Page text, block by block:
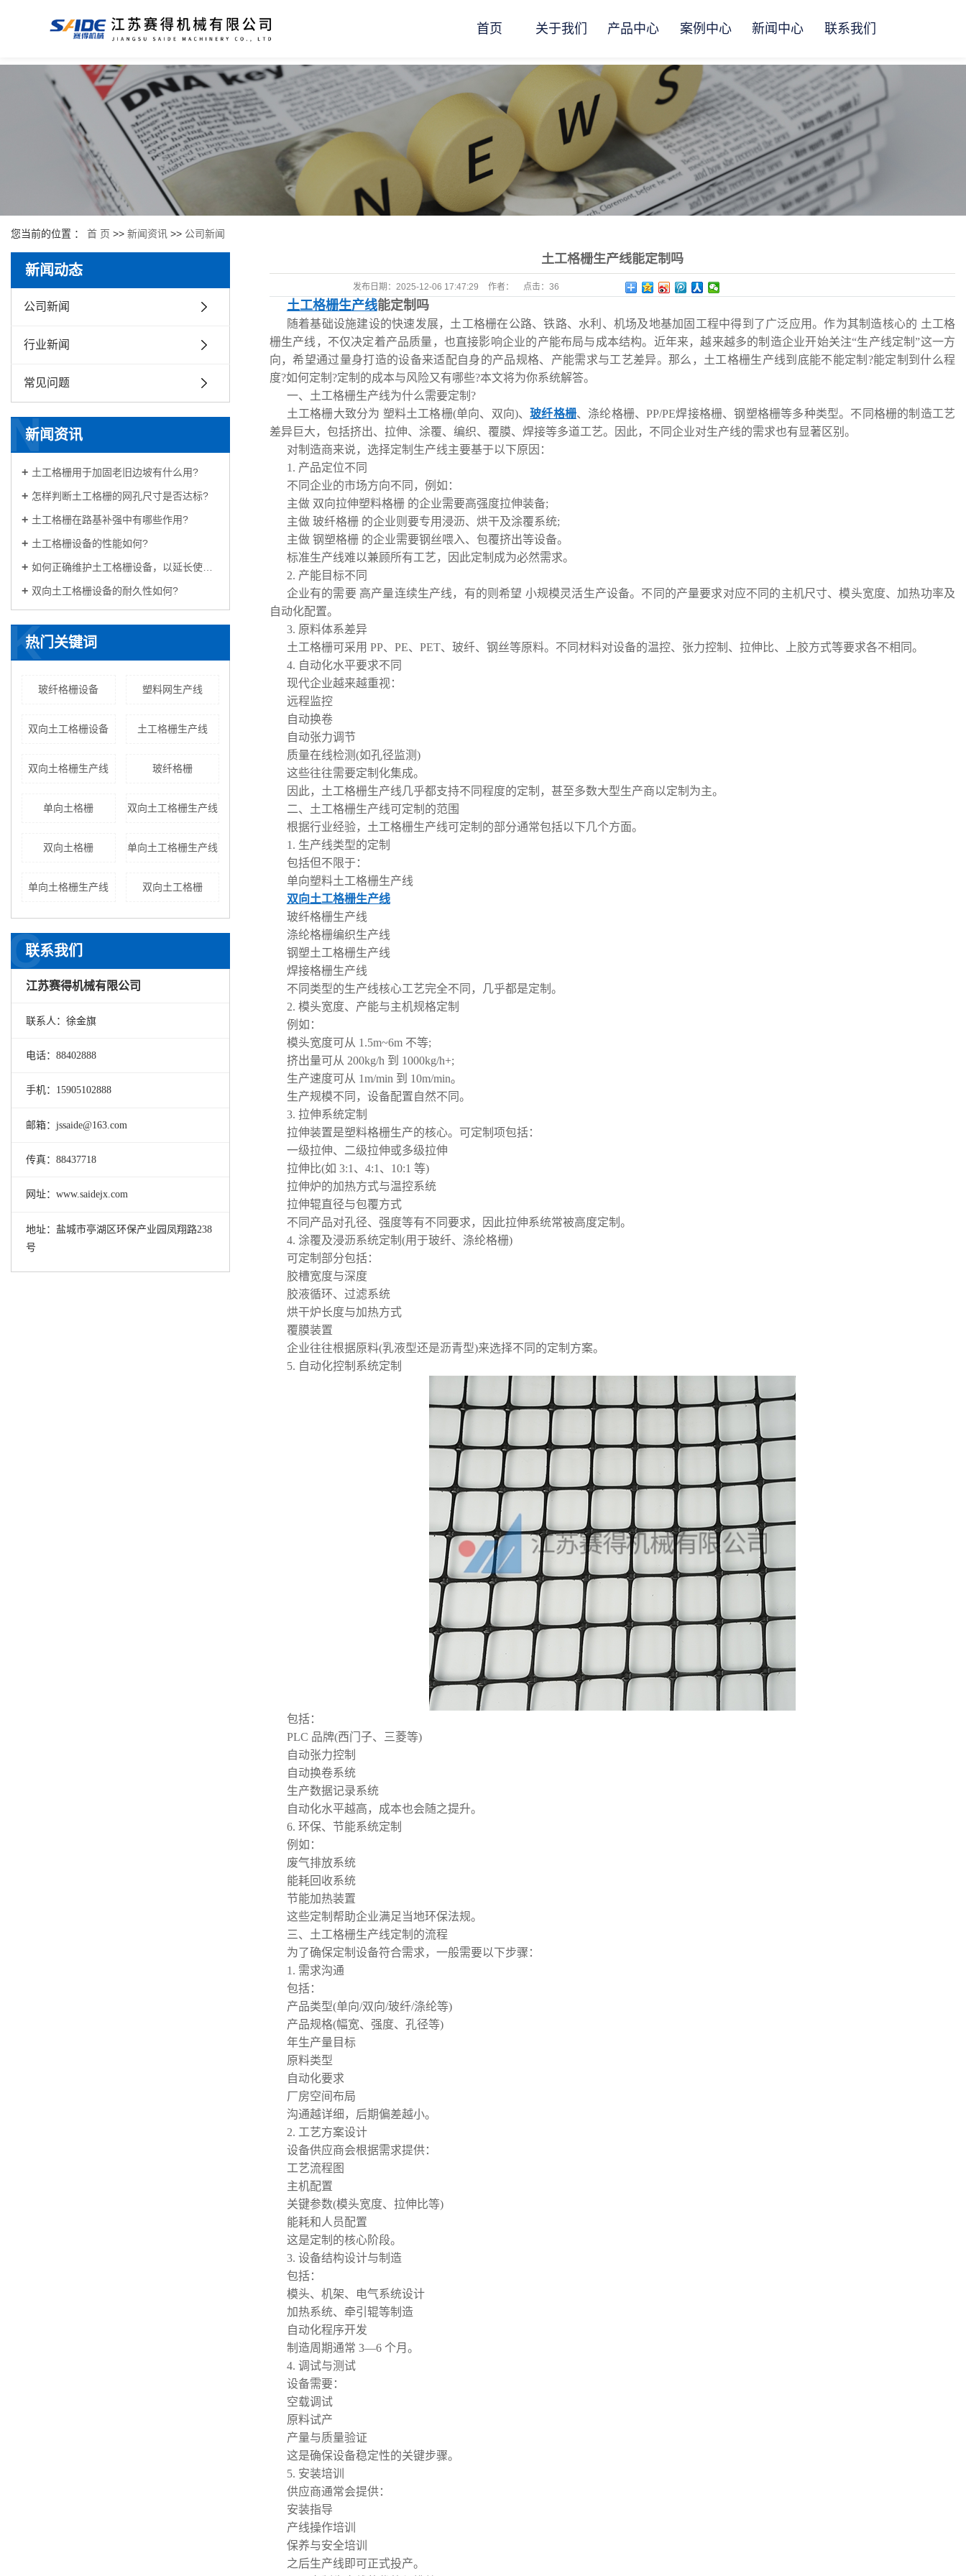
首页 关于我们 产品中心 案例中心 新闻中心 联系我们
您当前的位置 ： 首 页 >> 新闻资讯 >> 公司新闻
新闻动态
公司新闻
行业新闻
常见问题
新闻资讯
N
土工格栅用于加固老旧边坡有什么用?
怎样判断土工格栅的网孔尺寸是否达标?
土工格栅在路基补强中有哪些作用?
土工格栅设备的性能如何?
如何正确维护土工格栅设备，以延长使用寿命
双向土工格栅设备的耐久性如何?
热门关键词
K
玻纤格栅设备 塑料网生产线
双向土工格栅设备 土工格栅生产线
双向土格栅生产线 玻纤格栅
单向土格栅 双向土工格栅生产线
双向土格栅 单向土工格栅生产线
单向土格栅生产线 双向土工格栅
联系我们
C
江苏赛得机械有限公司
联系人：徐金旗
电话：88402888
手机：15905102888
邮箱：jssaide@163.com
传真：88437718
网址：www.saidejx.com
地址：盐城市亭湖区环保产业园凤翔路238
号
土工格栅生产线能定制吗
发布日期：2025-12-06 17:47:29 作者： 点击：36
土工格栅生产线能定制吗
随着基础设施建设的快速发展，土工格栅在公路、铁路、水利、机场及地基加固工程中得到了广泛应用。作为其制造核心的 土工格
栅生产线，不仅决定着产品质量，也直接影响企业的产能布局与成本结构。近年来，越来越多的制造企业开始关注“生产线定制”这一方
向，希望通过量身打造的设备来适配自身的产品规格、产能需求与工艺差异。那么，土工格栅生产线到底能不能定制?能定制到什么程
度?如何定制?定制的成本与风险又有哪些?本文将为你系统解答。
一、土工格栅生产线为什么需要定制?
土工格栅大致分为 塑料土工格栅(单向、双向)、玻纤格栅、涤纶格栅、PP/PE焊接格栅、钢塑格栅等多种类型。不同格栅的制造工艺
差异巨大，包括挤出、拉伸、涂覆、编织、覆膜、焊接等多道工艺。因此，不同企业对生产线的需求也有显著区别。
对制造商来说，选择定制生产线主要基于以下原因：
1. 产品定位不同
不同企业的市场方向不同，例如：
主做 双向拉伸塑料格栅 的企业需要高强度拉伸装备;
主做 玻纤格栅 的企业则要专用浸沥、烘干及涂覆系统;
主做 钢塑格栅 的企业需要钢丝喂入、包覆挤出等设备。
标准生产线难以兼顾所有工艺，因此定制成为必然需求。
2. 产能目标不同
企业有的需要 高产量连续生产线，有的则希望 小规模灵活生产设备。不同的产量要求对应不同的主机尺寸、模头宽度、加热功率及
自动化配置。
3. 原料体系差异
土工格栅可采用 PP、PE、PET、玻纤、钢丝等原料。不同材料对设备的温控、张力控制、拉伸比、上胶方式等要求各不相同。
4. 自动化水平要求不同
现代企业越来越重视：
远程监控
自动换卷
自动张力调节
质量在线检测(如孔径监测)
这些往往需要定制化集成。
因此，土工格栅生产线几乎都支持不同程度的定制，甚至多数大型生产商以定制为主。
二、土工格栅生产线可定制的范围
根据行业经验，土工格栅生产线可定制的部分通常包括以下几个方面。
1. 生产线类型的定制
包括但不限于：
单向塑料土工格栅生产线
双向土工格栅生产线
玻纤格栅生产线
涤纶格栅编织生产线
钢塑土工格栅生产线
焊接格栅生产线
不同类型的生产线核心工艺完全不同，几乎都是定制。
2. 模头宽度、产能与主机规格定制
例如：
模头宽度可从 1.5m~6m 不等;
挤出量可从 200kg/h 到 1000kg/h+;
生产速度可从 1m/min 到 10m/min。
生产规模不同，设备配置自然不同。
3. 拉伸系统定制
拉伸装置是塑料格栅生产的核心。可定制项包括：
一级拉伸、二级拉伸或多级拉伸
拉伸比(如 3:1、4:1、10:1 等)
拉伸炉的加热方式与温控系统
拉伸辊直径与包覆方式
不同产品对孔径、强度等有不同要求，因此拉伸系统常被高度定制。
4. 涂覆及浸沥系统定制(用于玻纤、涤纶格栅)
可定制部分包括：
胶槽宽度与深度
胶液循环、过滤系统
烘干炉长度与加热方式
覆膜装置
企业往往根据原料(乳液型还是沥青型)来选择不同的定制方案。
5. 自动化控制系统定制
包括：
PLC 品牌(西门子、三菱等)
自动张力控制
自动换卷系统
生产数据记录系统
自动化水平越高，成本也会随之提升。
6. 环保、节能系统定制
例如：
废气排放系统
能耗回收系统
节能加热装置
这些定制帮助企业满足当地环保法规。
三、土工格栅生产线定制的流程
为了确保定制设备符合需求，一般需要以下步骤：
1. 需求沟通
包括：
产品类型(单向/双向/玻纤/涤纶等)
产品规格(幅宽、强度、孔径等)
年生产量目标
原料类型
自动化要求
厂房空间布局
沟通越详细，后期偏差越小。
2. 工艺方案设计
设备供应商会根据需求提供：
工艺流程图
主机配置
关键参数(模头宽度、拉伸比等)
能耗和人员配置
这是定制的核心阶段。
3. 设备结构设计与制造
包括：
模头、机架、电气系统设计
加热系统、牵引辊等制造
自动化程序开发
制造周期通常 3—6 个月。
4. 调试与测试
设备需要：
空载调试
原料试产
产量与质量验证
这是确保设备稳定性的关键步骤。
5. 安装培训
供应商通常会提供：
安装指导
产线操作培训
保养与安全培训
之后生产线即可正式投产。